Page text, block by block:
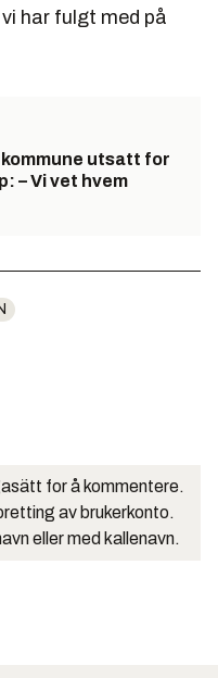
har fulgt med på
utsatt for
– Vi vet hvem
for å kommentere.
av brukerkonto.
eller med kallenavn.